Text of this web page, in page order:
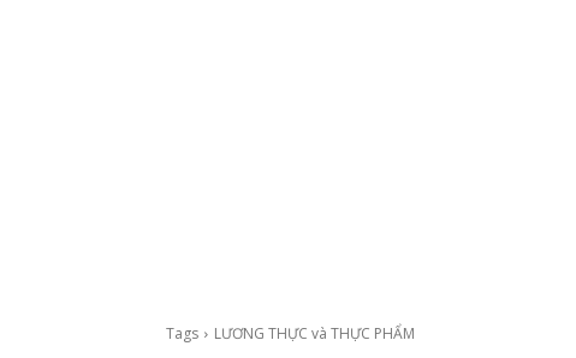
Tags LƯƠNG THỰC và THỰC PHẨM